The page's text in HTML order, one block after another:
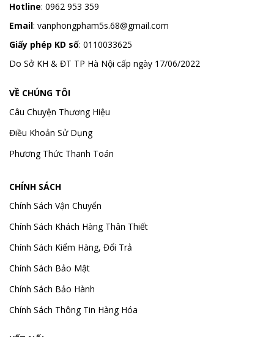
Hotline: 0962 953 359
Email: vanphongpham5s.68@gmail.com
Giấy phép KD số: 0110033625
Do Sở KH & ĐT TP Hà Nội cấp ngày 17/06/2022
VỀ CHÚNG TÔI
Câu Chuyện Thương Hiệu
Điều Khoản Sử Dụng
Phương Thức Thanh Toán
CHÍNH SÁCH
Chính Sách Vận Chuyển
Chính Sách Khách Hàng Thân Thiết
Chính Sách Kiểm Hàng, Đổi Trả
Chính Sách Bảo Mật
Chính Sách Bảo Hành
Chính Sách Thông Tin Hàng Hóa